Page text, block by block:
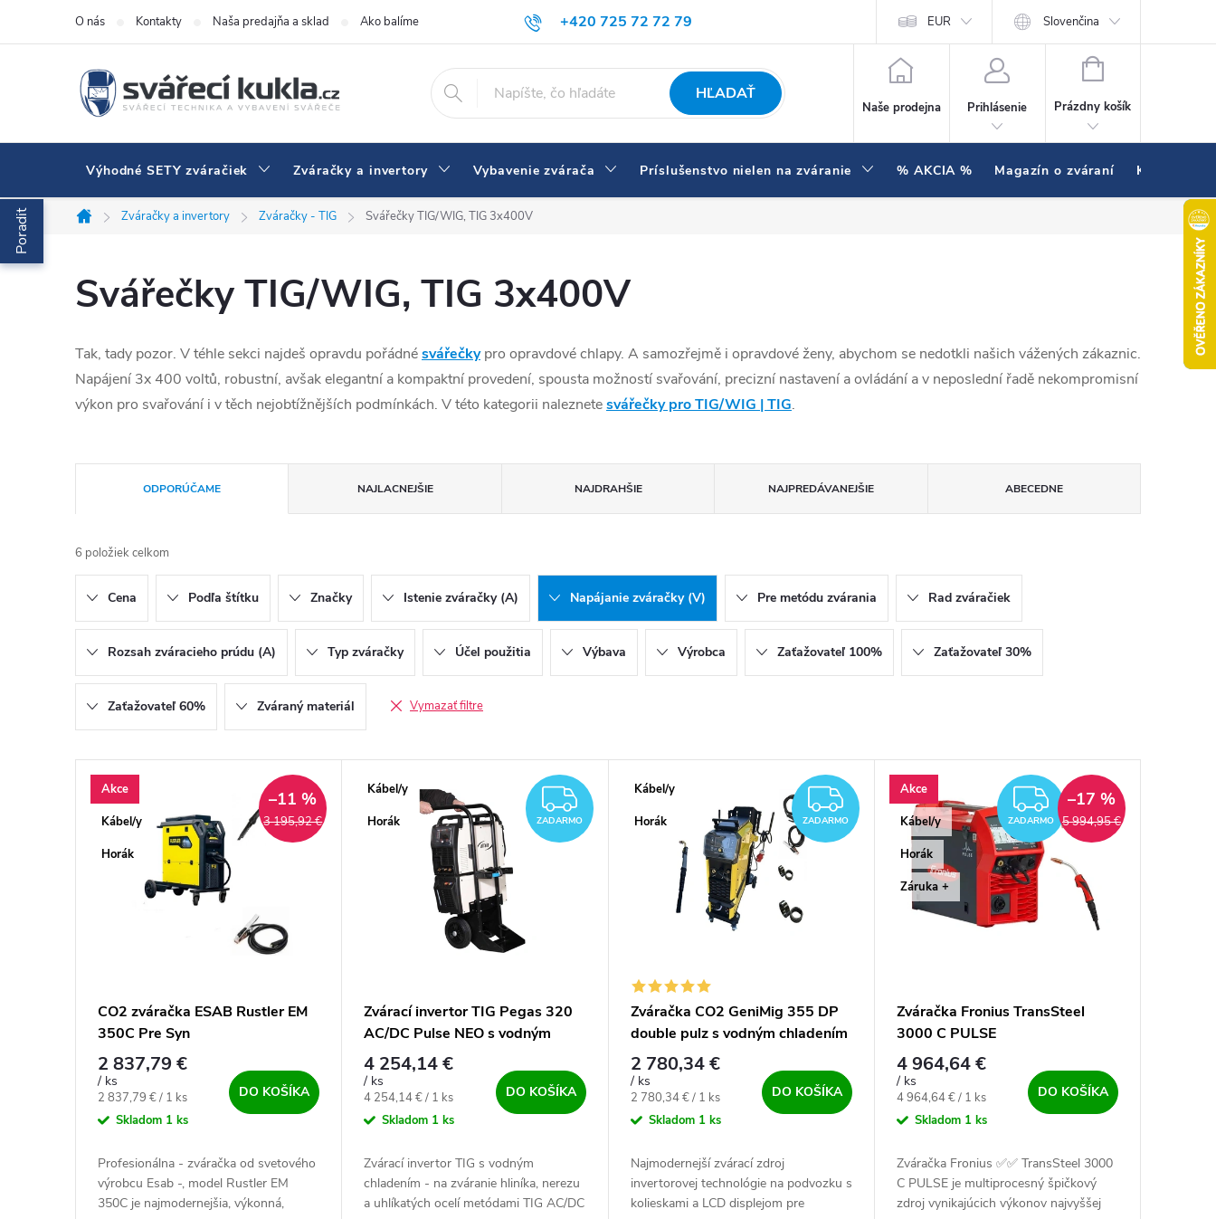
Prejsť na obsah +420 725 72 72 79
eshop@svarecikukla.cz
O nás Kontakty Naša predajňa a sklad Ako balíme Doprava a platba Prečo nakupovať u nás Zváračky a vybavenie testujeme v praxi Hodnotenie obchodu
EUR Slovenčina
HĽADAŤ
Naše prodejna Prihlásenie
NÁKUPNÝ KOŠÍK
Prázdny košík
Výhodné SETY zváračiek Zváračky a invertory Vybavenie zvárača Príslušenstvo nielen na zváranie % AKCIA % Magazín o zváraní Kontakty
Domov
Zváračky a invertory Zváračky - TIG Svářečky TIG/WIG, TIG 3x400V
Svářečky TIG/WIG, TIG 3x400V
Tak, tady pozor. V téhle sekci najdeš opravdu pořádnésvářečkypro opravdové chlapy. A samozřejmě i opravdové ženy, abychom se nedotkli našich vážených zákaznic.
Napájení 3x 400 voltů, robustní, avšak elegantní a kompaktní provedení, spousta možností svařování, precizní nastavení a ovládání a v neposlední řadě nekompromisní
výkon pro svařování i v těch nejobtížnějších podmínkách. V této kategorii naleznetesvářečky pro TIG/WIG | TIG.
Radenie produktov
ODPORÚČAME NAJLACNEJŠIE NAJDRAHŠIE NAJPREDÁVANEJŠIE ABECEDNE
6 položiek celkom
Cena Podľa štítku Značky Istenie zváračky (A) Napájanie zváračky (V) Pre metódu zvárania Rad zváračiek
Rozsah zváracieho prúdu (A) Typ zváračky Účel použitia Výbava Výrobca Zaťažovateľ 100% Zaťažovateľ 30%
Zaťažovateľ 60% Zváraný materiál Vymazať filtre
Výpis produktov
Akce
Kábel/y
Horák
3 195,92 €
–11 %
CO2 zváračka ESAB Rustler EM
350C Pre Syn
2 837,79 €
/ ks
Jednotková cena:
2 837,79 € / 1 ks
Skladom 1 ks
DO KOŠÍKA
Profesionálna - zváračka od svetového
výrobcu Esab -, model Rustler EM
350C je najmodernejšia, výkonná,
Kábel/y
Horák
ZADARMO
ZADARMO
Zvárací invertor TIG Pegas 320
AC/DC Pulse NEO s vodným
chladením
4 254,14 €
/ ks
Jednotková cena:
4 254,14 € / 1 ks
Skladom 1 ks
DO KOŠÍKA
Zvárací invertor TIG s vodným
chladením - na zváranie hliníka, nerezu
a uhlíkatých ocelí metódami TIG AC/DC
Kábel/y
Horák
ZADARMO
ZADARMO
Zváračka CO2 GeniMig 355 DP
double pulz s vodným chladením
2 780,34 €
/ ks
Jednotková cena:
2 780,34 € / 1 ks
Skladom 1 ks
DO KOŠÍKA
Najmodernejší zvárací zdroj
invertorovej technológie na podvozku s
kolieskami a LCD displejom pre
Akce
Kábel/y
Horák
Záruka +
ZADARMO
ZADARMO 5 994,95 €
–17 %
Zváračka Fronius TransSteel
3000 C PULSE
4 964,64 €
/ ks
Jednotková cena:
4 964,64 € / 1 ks
Skladom 1 ks
DO KOŠÍKA
Zváračka Fronius ✅✅ TransSteel 3000
C PULSE je multiprocesný špičkový
zdroj vynikajúcich výkonov najvyššej
Poradit